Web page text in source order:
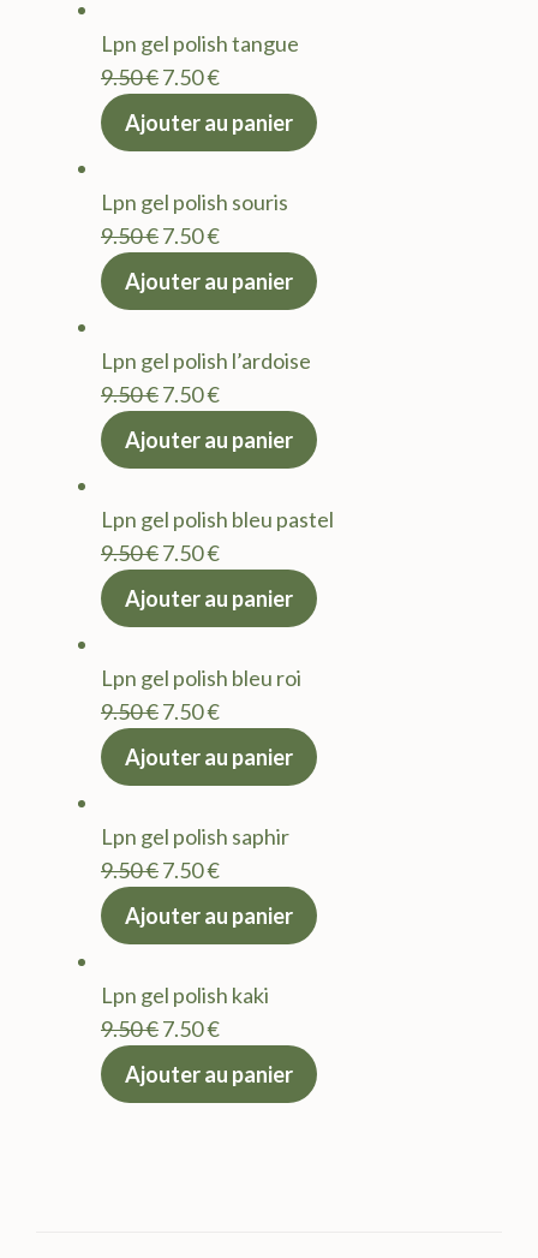
9.50 €.7.50 €.
Lpn gel polish tangue
9.50€Le
prix
9.50 €.
7.50€Le
actuel
7.50 €.
Ajouter au panier
Lpn gel polish souris
9.50€Le
prix
9.50 €.
7.50€Le
actuel
7.50 €.
Ajouter au panier
Lpn gel polish l’ardoise
9.50€Le
prix
9.50 €.
7.50€Le
actuel
7.50 €.
Ajouter au panier
Lpn gel polish bleu pastel
9.50€Le
prix
9.50 €.
7.50€Le
actuel
7.50 €.
Ajouter au panier
Lpn gel polish bleu roi
9.50€Le
prix
9.50 €.
7.50€Le
actuel
7.50 €.
Ajouter au panier
Lpn gel polish saphir
9.50€Le
prix
9.50 €.
7.50€Le
actuel
7.50 €.
Ajouter au panier
Lpn gel polish kaki
9.50€Le
prix
7.50€Le
actuel
Ajouter au panier